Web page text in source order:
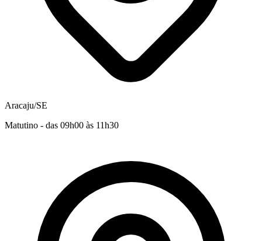
Aracaju/SE
Matutino - das 09h00 às 11h30